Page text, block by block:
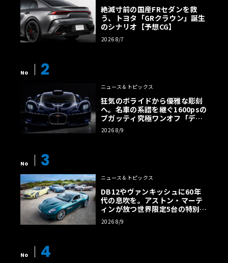
絶滅寸前の国産FRセダンを救
う、トヨタ「GRクラウン」誕生
のシナリオ【予想CG】
2026 8/7
No 2
ニュース＆トピックス
狂気のボライドから優雅な彫刻
へ。名車の系譜を継ぐ1600psの
ブガッティ究極ワンオフ「デス
トリエ」
2026 8/9
No 3
ニュース＆トピックス
DB12やヴァンキッシュに60年
代の息吹を。アストン・マーテ
ィンが放つ世界限定5台の特別コ
レクション
2026 8/9
No 4